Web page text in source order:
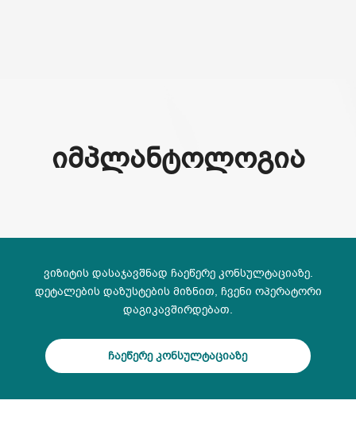
ᲘᲛᲞᲚᲐᲜᲢᲝᲚᲝᲒᲘᲐ
ვიზიტის დასაჯავშნად ჩაეწერე კონსულტაციაზე.
დეტალების დაზუსტების მიზნით, ჩვენი ოპერატორი
დაგიკავშირდებათ.
ჩაეწერე კონსულტაციაზე